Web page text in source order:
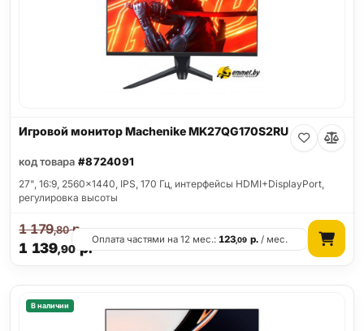
Игровой монитор Machenike MK27QG170S2RU
код товара #8724091
27", 16:9, 2560x1440, IPS, 170 Гц, интерфейсы HDMI+DisplayPort,
регулировка высоты
1 139,90 р.
1 179,80р.
Оплата частями на 12 мес.:123,09 р./ мес.
В наличии